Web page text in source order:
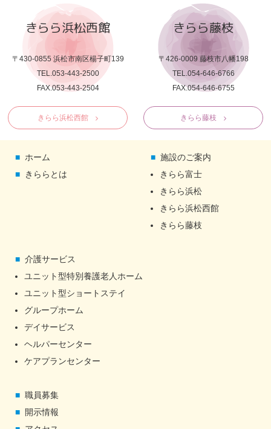
きらら浜松西館
〒430-0855 浜松市南区楊子町139
TEL.053-443-2500
FAX.053-443-2504
きらら浜松西館
きらら藤枝
〒426-0009 藤枝市八幡198
TEL.054-646-6766
FAX.054-646-6755
きらら藤枝
ホーム
きららとは
施設のご案内
きらら富士
きらら浜松
きらら浜松西館
きらら藤枝
介護サービス
ユニット型特別養護老人ホーム
ユニット型ショートステイ
グループホーム
デイサービス
ヘルパーセンター
ケアプランセンター
職員募集
開示情報